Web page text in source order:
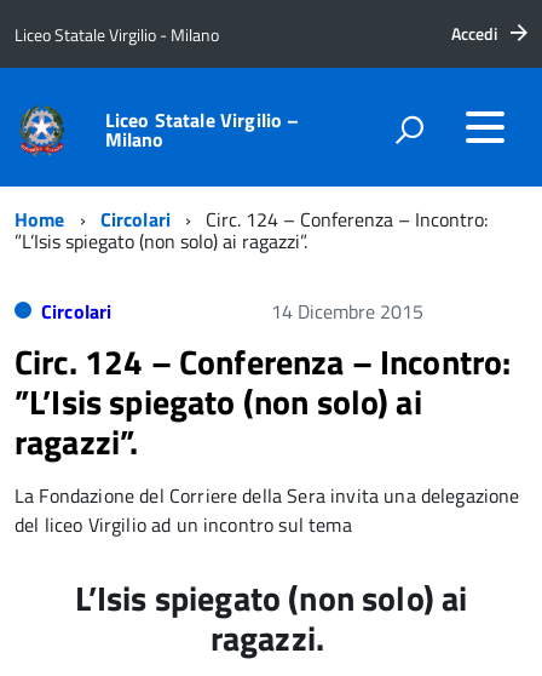
Liceo Statale Virgilio - Milano Accedi
Liceo Statale Virgilio –
Milano
Home Circolari Circ. 124 – Conferenza – Incontro:
”L’Isis spiegato (non solo) ai ragazzi”.
Circolari 14 Dicembre 2015
Circ. 124 – Conferenza – Incontro:
”L’Isis spiegato (non solo) ai
ragazzi”.
La Fondazione del Corriere della Sera invita una delegazione
del liceo Virgilio ad un incontro sul tema
L’Isis spiegato (non solo) ai
ragazzi.